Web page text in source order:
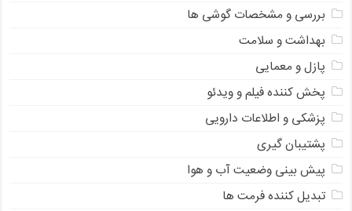
بررسی و مشخصات گوشی ها
بهداشت و سلامت
پازل و معمایی
پخش کننده فیلم و ویدئو
پزشکی و اطلاعات دارویی
پشتیبان گیری
پیش بینی وضعیت آب و هوا
تبدیل کننده فرمت ها